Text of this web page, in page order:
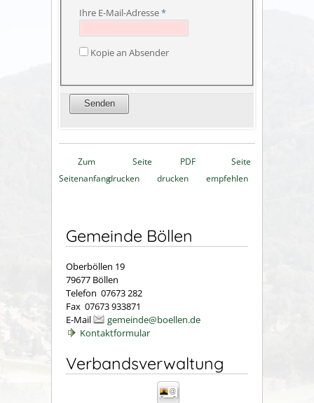
Ihre E-Mail-Adresse*
Kopie an Absender
Zum
Seitenanfang
Seite
drucken
PDF
drucken
Seite
empfehlen
Gemeinde Böllen
Oberböllen 19
79677 Böllen
Telefon 07673 282
Fax 07673 933871
E-Mail
gemeinde@boellen.de
Kontaktformular
Verbandsverwaltung